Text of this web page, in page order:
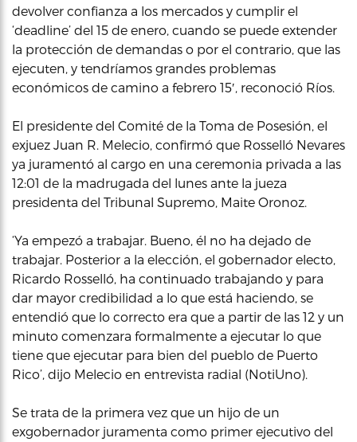
devolver confianza a los mercados y cumplir el
‘deadline’ del 15 de enero, cuando se puede extender
la protección de demandas o por el contrario, que las
ejecuten, y tendríamos grandes problemas
económicos de camino a febrero 15′, reconoció Ríos.
El presidente del Comité de la Toma de Posesión, el
exjuez Juan R. Melecio, confirmó que Rosselló Nevares
ya juramentó al cargo en una ceremonia privada a las
12:01 de la madrugada del lunes ante la jueza
presidenta del Tribunal Supremo, Maite Oronoz.
‘Ya empezó a trabajar. Bueno, él no ha dejado de
trabajar. Posterior a la elección, el gobernador electo,
Ricardo Rosselló, ha continuado trabajando y para
dar mayor credibilidad a lo que está haciendo, se
entendió que lo correcto era que a partir de las 12 y un
minuto comenzara formalmente a ejecutar lo que
tiene que ejecutar para bien del pueblo de Puerto
Rico’, dijo Melecio en entrevista radial (NotiUno).
Se trata de la primera vez que un hijo de un
exgobernador juramenta como primer ejecutivo del